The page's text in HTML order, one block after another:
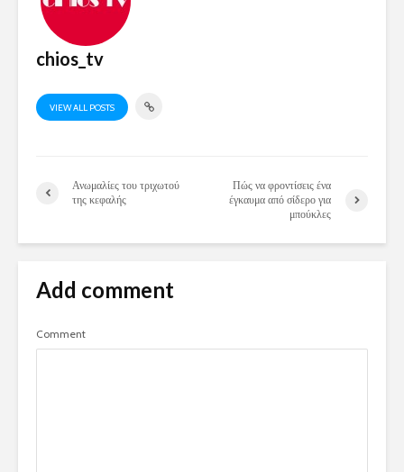
chios_tv
VIEW ALL POSTS
Ανωμαλίες του τριχωτού
της κεφαλής
Πώς να φροντίσεις ένα
έγκαυμα από σίδερο για
μπούκλες
Add comment
Comment